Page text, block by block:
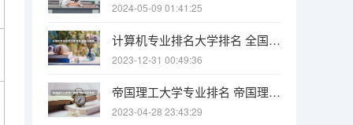
2024-05-09 01:41:25
计算机专业排名大学排名 全国计算机专业最好的学校排名
2023-12-31 00:49:36
帝国理工大学专业排名 帝国理工学院本科申请条件有哪些
2023-04-28 23:43:29